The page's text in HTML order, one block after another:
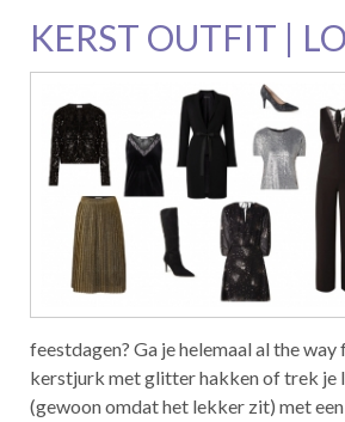
KERST OUTFIT |
feestdagen? Ga je helemaal al the
kerstjurk met glitter hakken of trek je
(gewoon omdat het lekker zit) met